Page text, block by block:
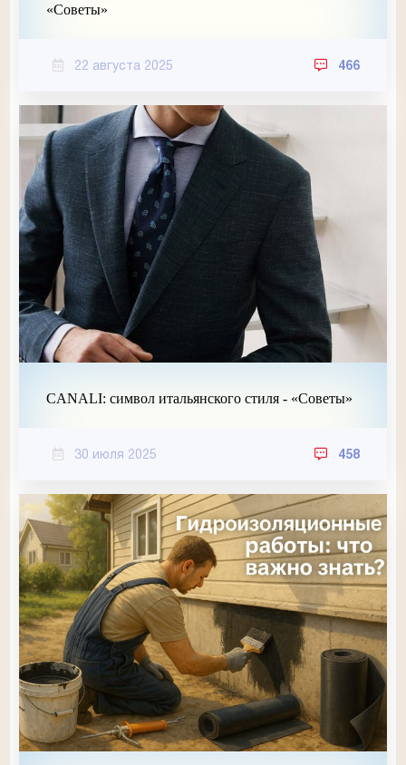
«Советы»
22 августа 2025 466
CANALI: символ итальянского стиля - «Советы»
30 июля 2025 458